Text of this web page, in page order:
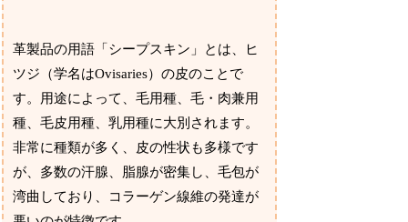
革製品の用語「シープスキン」とは、ヒ
ツジ（学名はOvisaries）の皮のことで
す。用途によって、毛用種、毛・肉兼用
種、毛皮用種、乳用種に大別されます。
非常に種類が多く、皮の性状も多様です
が、多数の汗腺、脂腺が密集し、毛包が
湾曲しており、コラーゲン線維の発達が